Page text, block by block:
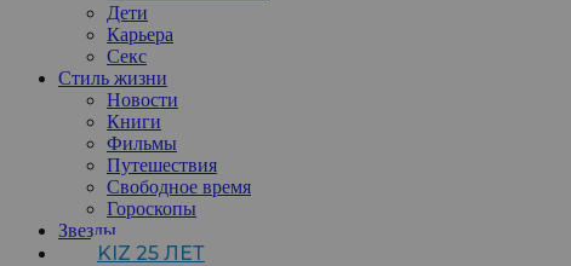
Дети
Карьера
Секс
Стиль жизни
Новости
Книги
Фильмы
Путешествия
Свободное время
Гороскопы
Звезды
KIZ 25 ЛЕТ